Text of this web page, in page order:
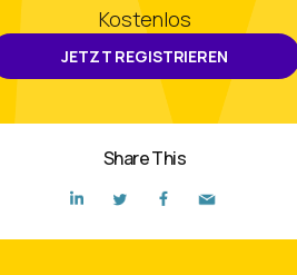
Kostenlos
JETZT REGISTRIEREN
Share This